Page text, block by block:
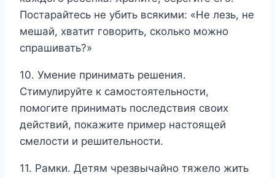
Постарайтесь не убить всякими: «Не лезь, не
мешай, хватит говорить, сколько можно
спрашивать?»
10. Умение принимать решения.
Стимулируйте к самостоятельности,
помогите принимать последствия своих
действий, покажите пример настоящей
смелости и решительности.
11. Рамки. Детям чрезвычайно тяжело жить